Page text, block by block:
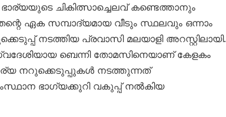
ചികിത്സാച്ചെലവ് കണ്ടെത്താനും
ഏക സമ്പാദ്യമായ വീടും സ്ഥലവും ഒന്നാം
നടത്തിയ പ്രവാസി മലയാളി അറസ്റ്റിലായി.
ബെന്നി തോമസിനെയാണ് കേളകം
നറുക്കെടുപ്പുകൾ നടത്തുന്നത്
ഭാഗ്യക്കുറി വകുപ്പ് നൽകിയ